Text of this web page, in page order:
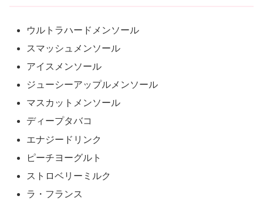
ウルトラハードメンソール
スマッシュメンソール
アイスメンソール
ジューシーアップルメンソール
マスカットメンソール
ディープタバコ
エナジードリンク
ピーチヨーグルト
ストロベリーミルク
ラ・フランス